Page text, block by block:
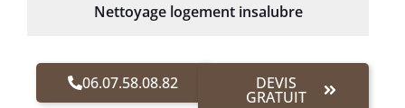
Nettoyage logement insalubre
06.07.58.08.82 DEVIS
GRATUIT